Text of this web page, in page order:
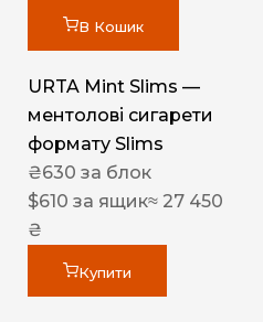
В Кошик
URTA Mint Slims —
ментолові сигарети
формату Slims
₴630 за блок
$610 за ящик≈ 27 450
₴
Купити